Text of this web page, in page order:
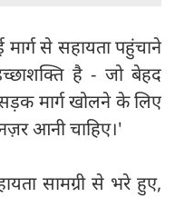
से सहायता पहुंचाने
है - जो बेहद
मार्ग खोलने के लिए
आनी चाहिए।'
सामग्री से भरे हुए,